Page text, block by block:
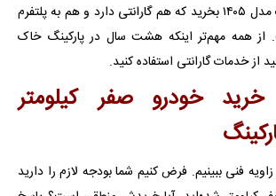
کنید و ساینا یا کوییک مدل ۱۴۰۵ بخرید که هم گارانتی دارد و هم به پلتفرم
از همه مهم‌تر اینکه هشت سال در پارکینگ خاک
از خدمات گارانتی استفاده کنید.
خودرو صفر کیلومتر
زاویه فنی ببینیم. فرض کنیم شما بودجه لازم را دارید